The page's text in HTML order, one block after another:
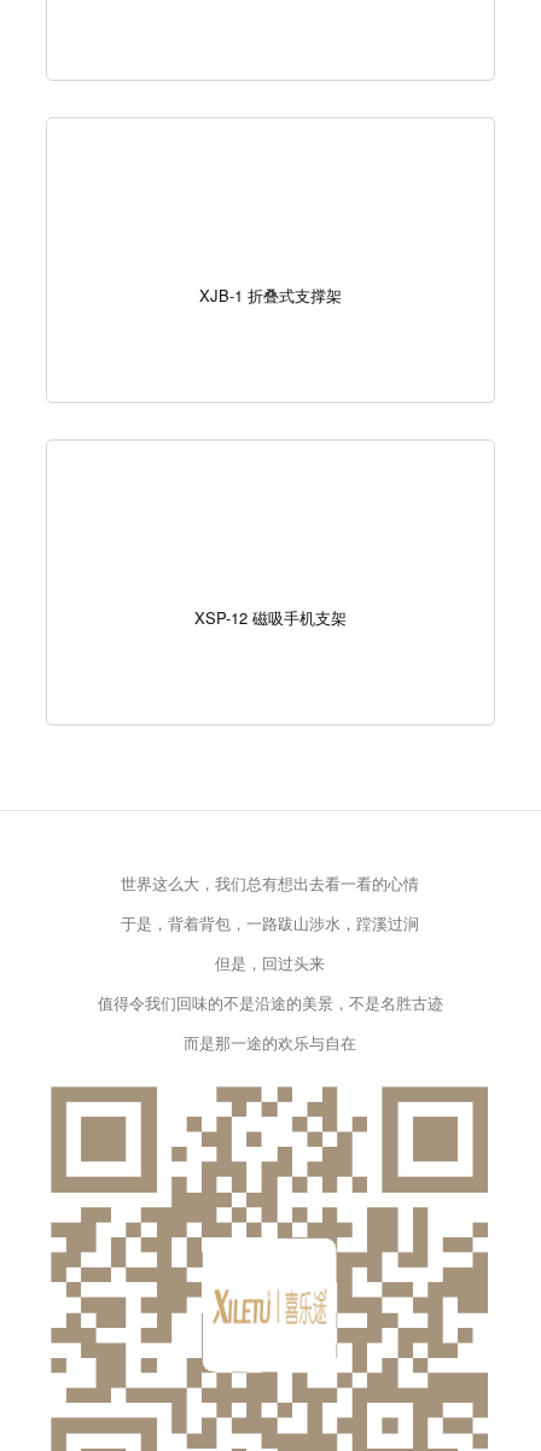
XJB-1 折叠式支撑架
XSP-12 磁吸手机支架
世界这么大，我们总有想出去看一看的心情
于是，背着背包，一路跋山涉水，蹚溪过涧
但是，回过头来
值得令我们回味的不是沿途的美景，不是名胜古迹
而是那一途的欢乐与自在